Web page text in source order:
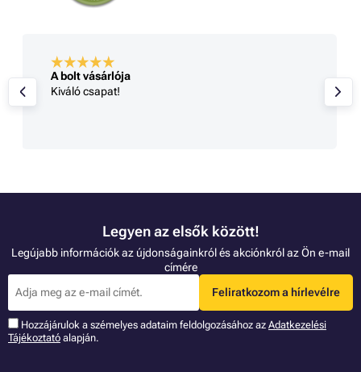
A bolt vásárlója
Kiváló csapat!
Legyen az elsők között!
Legújabb információk az újdonságainkról és akciónkról az Ön e-mail
címére
Feliratkozom a hírlevélre
Hozzájárulok a szémelyes adataim feldolgozásához az Adatkezelési
Tájékoztató alapján.